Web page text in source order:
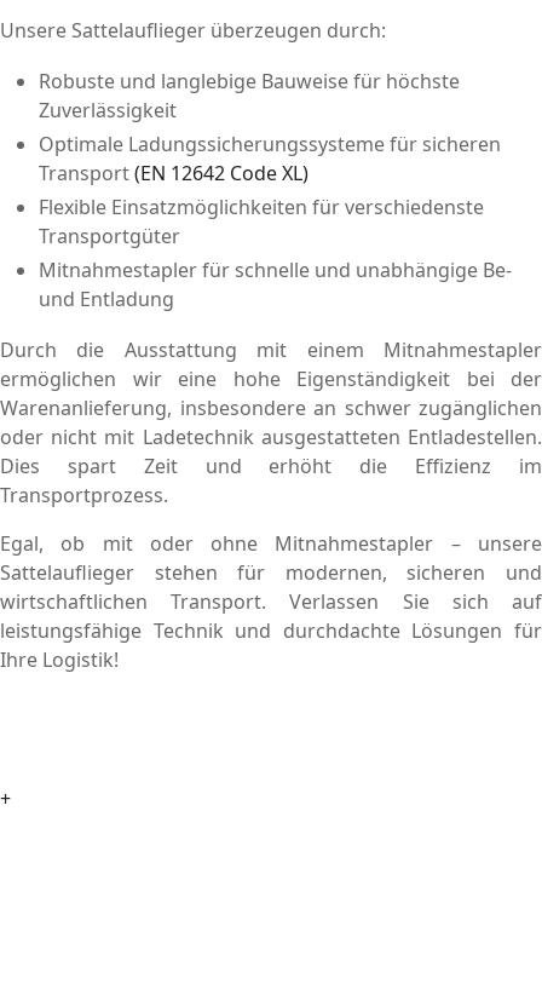
Unsere Sattelauflieger überzeugen durch:
Robuste und langlebige Bauweise für höchste
Zuverlässigkeit
Optimale Ladungssicherungssysteme für sicheren
Transport(EN 12642 Code XL)
Flexible Einsatzmöglichkeiten für verschiedenste
Transportgüter
Mitnahmestapler für schnelle und unabhängige Be-
und Entladung
Durch die Ausstattung mit einem Mitnahmestapler
ermöglichen wir eine hohe Eigenständigkeit bei der
Warenanlieferung, insbesondere an schwer zugänglichen
oder nicht mit Ladetechnik ausgestatteten Entladestellen.
Dies spart Zeit und erhöht die Effizienz im
Transportprozess.
Egal, ob mit oder ohne Mitnahmestapler – unsere
Sattelauflieger stehen für modernen, sicheren und
wirtschaftlichen Transport. Verlassen Sie sich auf
leistungsfähige Technik und durchdachte Lösungen für
Ihre Logistik!
+